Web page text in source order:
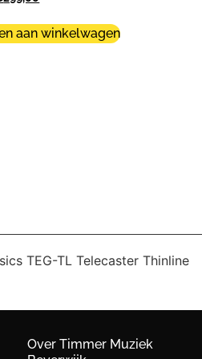
aan winkelwagen
TEG-TL Telecaster Thinline
Over Timmer Muziek